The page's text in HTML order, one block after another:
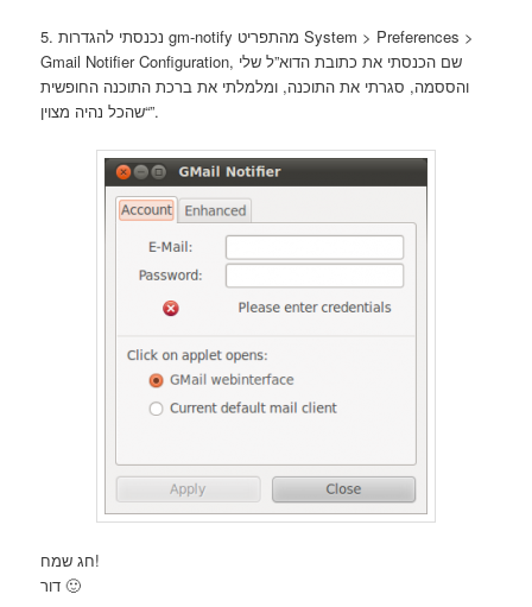
5. נכנסתי להגדרות gm-notify מהתפריט System > Preferences >
Gmail Notifier Configuration, שם הכנסתי את כתובת הדוא”ל שלי
והססמה, סגרתי את התוכנה, ומלמלתי את ברכת התוכנה החופשית
“שהכל נהיה מצוין”.
חג שמח!
דור 🙂